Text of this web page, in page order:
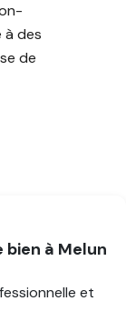
des
de
à Melun
et